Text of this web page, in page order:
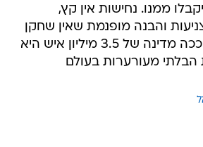
ממנו. נחישות אין קץ,
והבנה מופנמת שאין שחקן
מעל הקבוצה. רק ככה מדינה של 3.5 מיליון איש היא
מעורערות בעולם